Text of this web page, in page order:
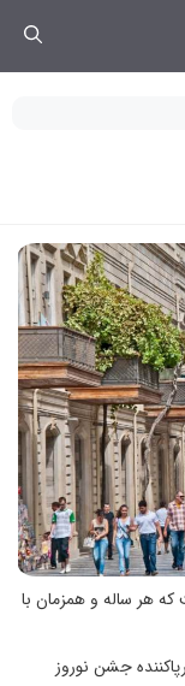
هر ساله و همزمان با
جشن نوروز